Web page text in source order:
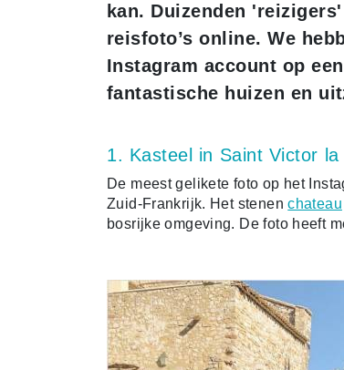
kan. Duizenden
reisfoto’s online. We
Instagram account op
fantastische huizen en
1. Kasteel in Saint Victor
De meest gelikete foto op het
Zuid-Frankrijk. Het stenenchateau
bosrijke omgeving. De foto heeft